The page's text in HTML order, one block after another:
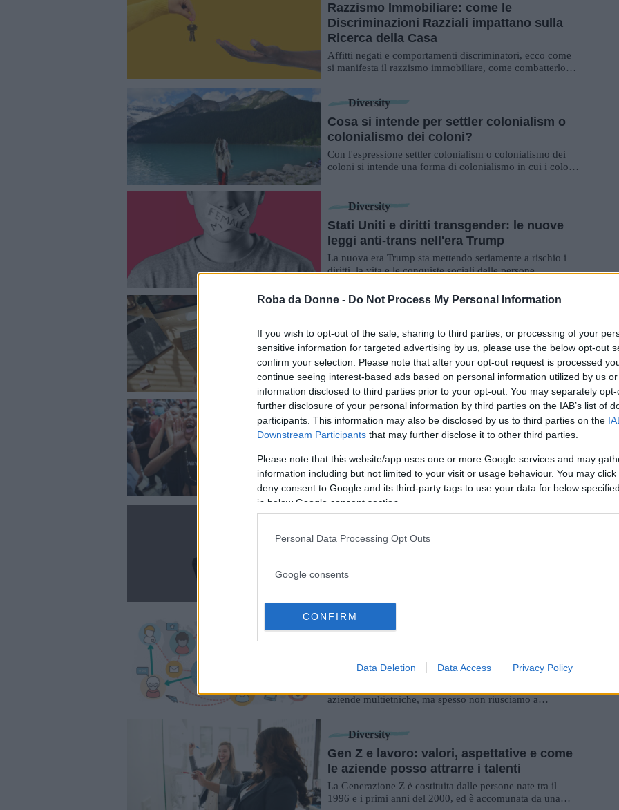
Roba da Donne - Do Not Process My Personal Information
If you wish to opt-out of the sale, sharing to third parties, or processing of your
sensitive information for targeted advertising by us, please use the below opt-out
confirm your selection. Please note that after your opt-out request is processed
continue seeing interest-based ads based on personal information utilized by us
information disclosed to third parties prior to your opt-out. You may separately
further disclosure of your personal information by third parties on the IAB’s list of
participants. This information may also be disclosed by us to third parties on the
Downstream Participants that may further disclose it to other third parties.
Please note that this website/app uses one or more Google services and may
information including but not limited to your visit or usage behaviour. You may
deny consent to Google and its third-party tags to use your data for below
in below Google consent section.
Personal Data Processing Opt Outs
Google consents
CONFIRM
Data Deletion Data Access Privacy Policy
Razzismo Immobiliare: come le
Discriminazioni Razziali impattano sulla
Ricerca della Casa
Affitti negati e comportamenti discriminatori, ecco come
si manifesta il razzismo immobiliare, come combatterlo
Diversity
Cosa si intende per settler colonialism o
colonialismo dei coloni?
Con l'espressione settler colonialism o colonialismo dei
coloni si intende una forma di colonialismo in cui i coloni
Diversity
Stati Uniti e diritti transgender: le nuove
leggi anti-trans nell'era Trump
La nuova era Trump sta mettendo seriamente a rischio i
diritti, la vita e le conquiste sociali delle persone
Corsi online gratuiti primavera 2025: le
migliori opportunità di formazione
Scegliere un corso online gratuito, nel 2025, può costituire
un ottimo espediente per mantenere costante
l'aggiornamento delle proprie capacità e...
Empowerment
Femminismo decoloniale: perché senza
Il femminismo decoloniale è un approccio politico,
culturale e teorico che sottopone a disamina il rapporto
che intercorre tra il patriarcato e il...
Empowerment
esperienze mestruali?" - INTERVISTA a
Le esperienze mestruali dovrebbero essere "normali",
perché condivise e comuni dalla maggior parte delle
persone che mestruano; invece sono state ...
Diversity
Cultural Fluency: l'importanza di
culture
aziende multietniche, ma spesso non riusciamo a
Diversity
Gen Z e lavoro: valori, aspettative e come
le aziende posso attrarre i talenti
La Generazione Z è costituita dalle persone nate tra il
1996 e i primi anni del 2000, ed è accomunata da una